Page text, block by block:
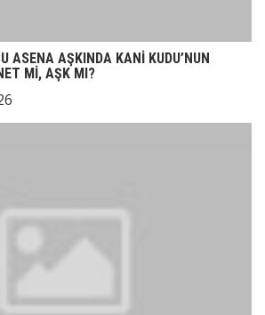
ASENA AŞKINDA KANİ KUDU’NUN
Mİ, AŞK MI?